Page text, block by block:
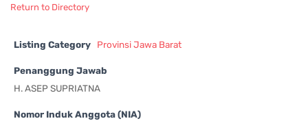
Return to Directory
Listing Category Provinsi Jawa Barat
Penanggung Jawab
H. ASEP SUPRIATNA
Nomor Induk Anggota (NIA)